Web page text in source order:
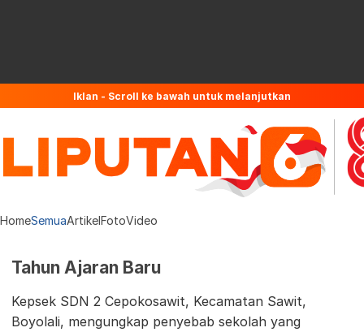
Iklan - Scroll ke bawah untuk melanjutkan
HomeSemuaArtikelFotoVideo
Tahun Ajaran Baru
Kepsek SDN 2 Cepokosawit, Kecamatan Sawit,
Boyolali, mengungkap penyebab sekolah yang